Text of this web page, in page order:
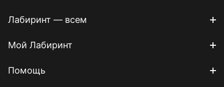
Лабиринт — всем
Мой Лабиринт
Помощь